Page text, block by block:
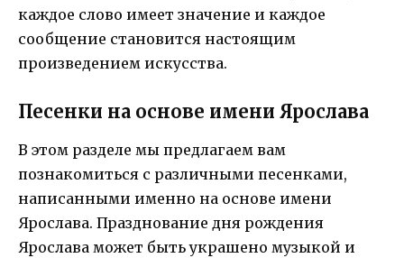
каждое слово имеет значение и каждое
сообщение становится настоящим
произведением искусства.
Песенки на основе имени Ярослава
В этом разделе мы предлагаем вам
познакомиться с различными песенками,
написанными именно на основе имени
Ярослава. Празднование дня рождения
Ярослава может быть украшено музыкой и